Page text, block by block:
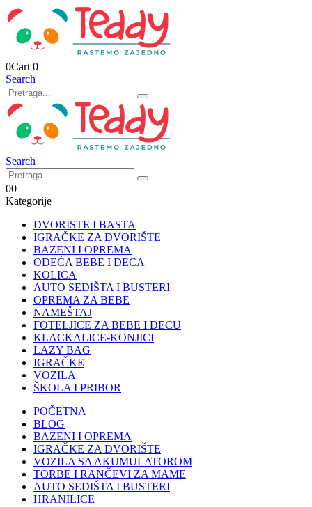
0Cart 0
Search
Search
00
Kategorije
DVORISTE I BASTA
IGRAČKE ZA DVORIŠTE
BAZENI I OPREMA
ODEĆA BEBE I DECA
KOLICA
AUTO SEDIŠTA I BUSTERI
OPREMA ZA BEBE
NAMEŠTAJ
FOTELJICE ZA BEBE I DECU
KLACKALICE-KONJICI
LAZY BAG
IGRAČKE
VOZILA
ŠKOLA I PRIBOR
POČETNA
BLOG
BAZENI I OPREMA
IGRAČKE ZA DVORIŠTE
VOZILA SA AKUMULATOROM
TORBE I RANČEVI ZA MAME
AUTO SEDIŠTA I BUSTERI
HRANILICE